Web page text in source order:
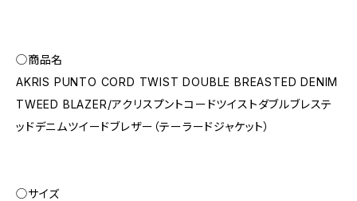
◯商品名
AKRIS PUNTO CORD TWIST DOUBLE BREASTED DENIM
TWEED BLAZER/アクリスプントコードツイストダブルブレステ
ッドデニムツイードブレザー（テーラードジャケット）
◯サイズ